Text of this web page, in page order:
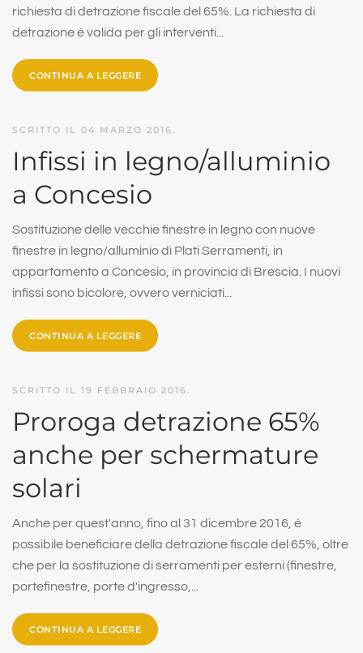
richiesta di detrazione fiscale del 65%. La richiesta di
detrazione è valida per gli interventi...
CONTINUA A LEGGERE
SCRITTO IL 04 MARZO 2016
Infissi in legno/alluminio
a Concesio
Sostituzione delle vecchie finestre in legno con nuove
finestre in legno/alluminio di Plati Serramenti, in
appartamento a Concesio, in provincia di Brescia. I nuovi
infissi sono bicolore, ovvero verniciati...
CONTINUA A LEGGERE
SCRITTO IL 19 FEBBRAIO 2016
Proroga detrazione 65%
anche per schermature
solari
Anche per quest'anno, fino al 31 dicembre 2016, è
possibile beneficiare della detrazione fiscale del 65%, oltre
che per la sostituzione di serramenti per esterni (finestre,
portefinestre, porte d'ingresso,...
CONTINUA A LEGGERE